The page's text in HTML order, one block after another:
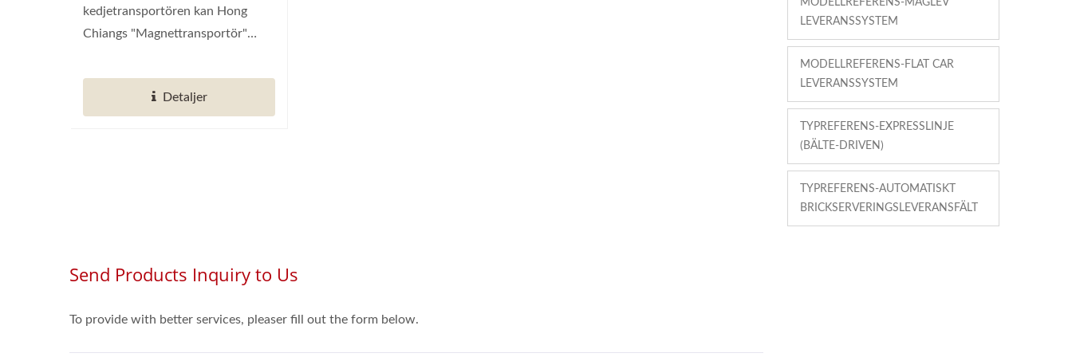
kedjetransportören kan Hong
Chiangs "Magnettransportör"
Detaljer
LEVERANSSYSTEM
MODELLREFERENS-FLAT CAR
LEVERANSSYSTEM
TYPREFERENS-EXPRESSLINJE
(BÄLTE-DRIVEN)
TYPREFERENS-AUTOMATISKT
BRICKSERVERINGSLEVERANSFÄLT